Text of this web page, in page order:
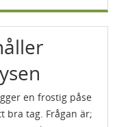
en frostig påse
bra tag. Frågan är;